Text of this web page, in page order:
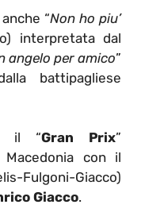
“Non ho piu’
interpretata dal
angelo per amico”
battipagliese
il “Gran Prix”
con il
Fulgoni-Giacco)
Giacco.